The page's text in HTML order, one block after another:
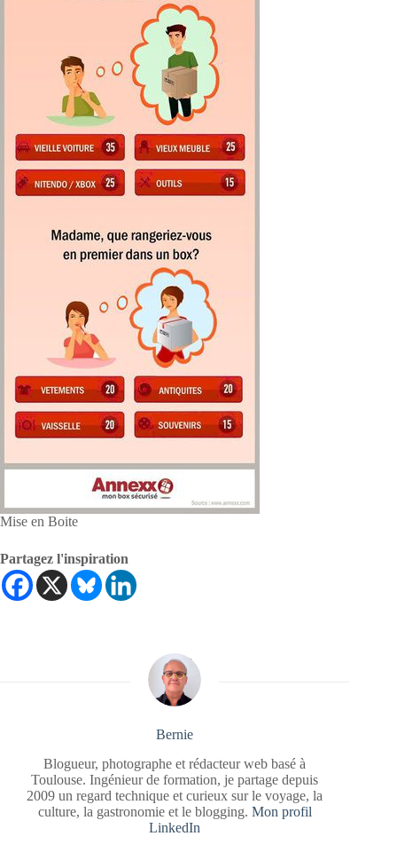
Mise en Boite
Partagez l'inspiration
Bernie
Blogueur, photographe et rédacteur web basé à
Toulouse. Ingénieur de formation, je partage depuis
2009 un regard technique et curieux sur le voyage, la
culture, la gastronomie et le blogging. Mon profil
LinkedIn